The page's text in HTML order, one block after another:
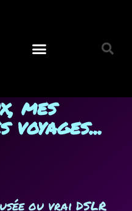
mes
voyages...
ou vrai DSLR